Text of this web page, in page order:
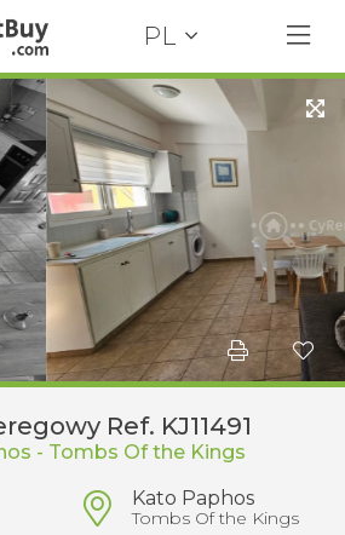
PL
Ref. KJ11491
- Tombs Of the Kings
Kato Paphos
Tombs Of the Kings